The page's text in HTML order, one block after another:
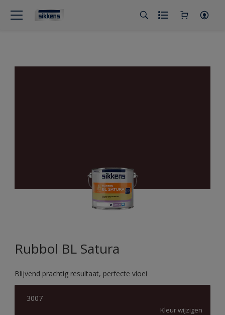
Rubbol BL Satura
Blijvend prachtig resultaat, perfecte vloei
3007
Kleur wijzigen